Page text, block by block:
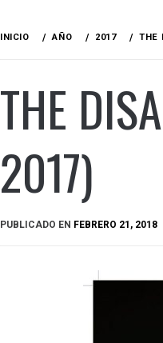
INICIO AÑO 2017 THE
THE
2017)
PUBLICADO EN FEBRERO 21, 2018